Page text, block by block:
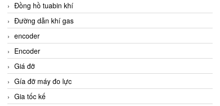
Đồng hồ tuabin khí
Đường dẫn khí gas
encoder
Encoder
Giá đỡ
Gía đỡ máy đo lực
Gia tốc kế